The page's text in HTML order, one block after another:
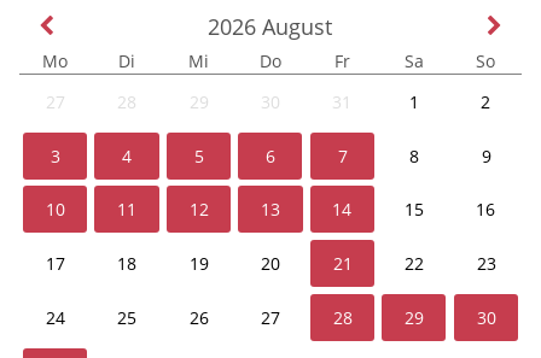
2026 August
Mo Di Mi Do Fr Sa
So
27
28 29 30 31 1 2
3 4 5 6 7 8 9
10 11 12 13 14 15 16
17 18 19 20 21 22 23
24 25 26 27 28 29 30